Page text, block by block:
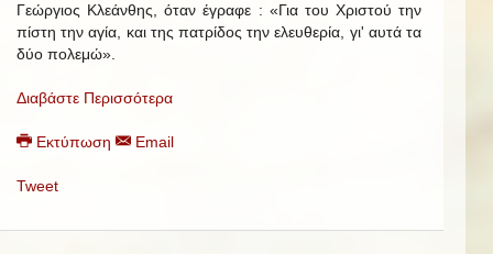
Γεώργιος Κλεάνθης, όταν έγραφε : «Για του Χριστού την
πίστη την αγία, και της πατρίδος την ελευθερία, γι' αυτά τα
δύο πολεμώ».
Διαβάστε Περισσότερα
Εκτύπωση Email
Tweet